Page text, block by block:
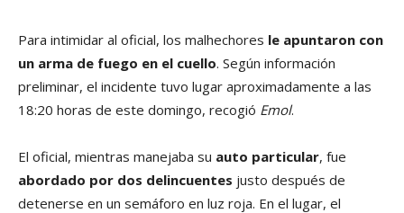
Para intimidar al oficial, los malhechores le apuntaron con
un arma de fuego en el cuello. Según información
preliminar, el incidente tuvo lugar aproximadamente a las
18:20 horas de este domingo, recogió Emol.
El oficial, mientras manejaba su auto particular, fue
abordado por dos delincuentes justo después de
detenerse en un semáforo en luz roja. En el lugar, el